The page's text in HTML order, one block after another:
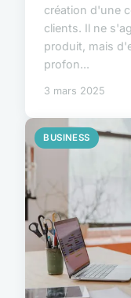
création d'une
clients. Il ne
produit, mais
profon...
3 mars 2025
BUSINESS